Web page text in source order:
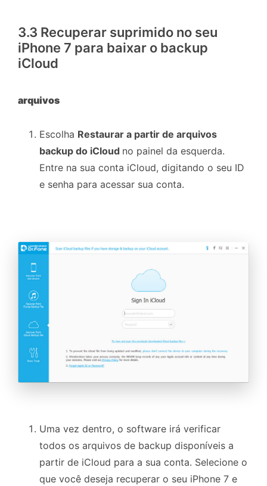
3.3 Recuperar suprimido no seu
iPhone 7 para baixar o backup
iCloud
arquivos
Escolha Restaurar a partir de arquivos
backup do iCloud no painel da esquerda.
Entre na sua conta iCloud, digitando o seu ID
e senha para acessar sua conta.
Uma vez dentro, o software irá verificar
todos os arquivos de backup disponíveis a
partir de iCloud para a sua conta. Selecione o
que você deseja recuperar o seu iPhone 7 e